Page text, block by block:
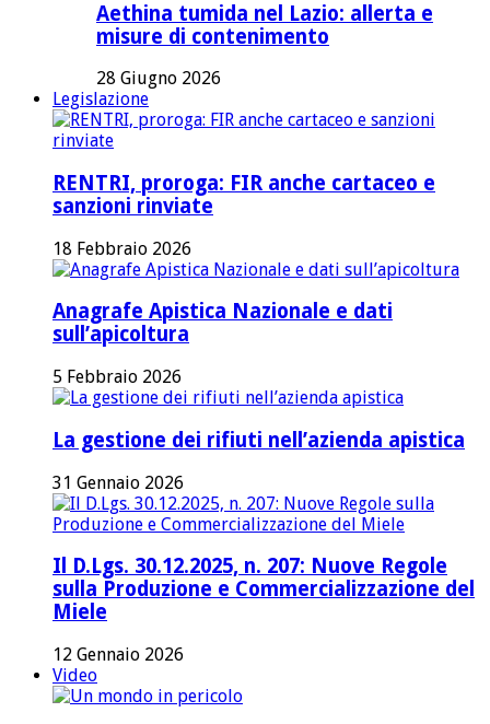
Aethina tumida nel Lazio: allerta e
misure di contenimento
28 Giugno 2026
Legislazione
RENTRI, proroga: FIR anche cartaceo e
sanzioni rinviate
18 Febbraio 2026
Anagrafe Apistica Nazionale e dati
sull’apicoltura
5 Febbraio 2026
La gestione dei rifiuti nell’azienda apistica
31 Gennaio 2026
Il D.Lgs. 30.12.2025, n. 207: Nuove Regole
sulla Produzione e Commercializzazione del
Miele
12 Gennaio 2026
Video